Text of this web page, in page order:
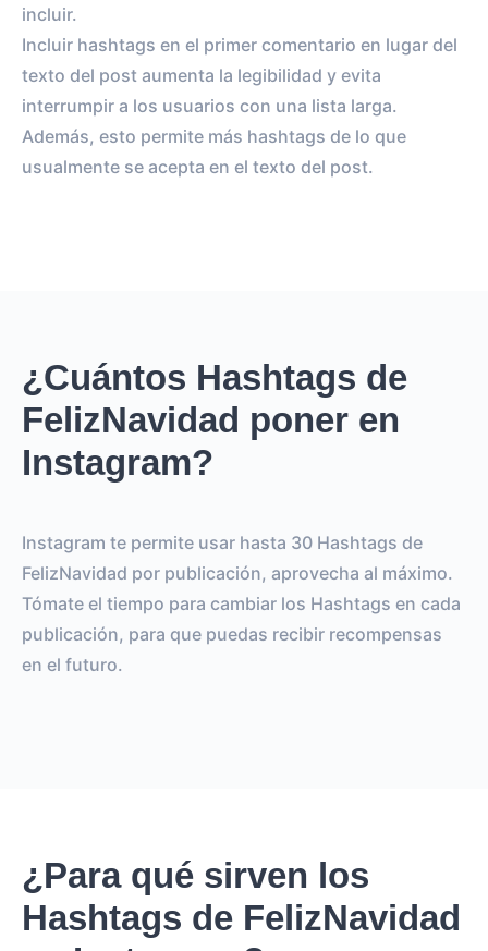
incluir.
Incluir hashtags en el primer comentario en lugar del
texto del post aumenta la legibilidad y evita
interrumpir a los usuarios con una lista larga.
Además, esto permite más hashtags de lo que
usualmente se acepta en el texto del post.
¿Cuántos Hashtags de
FelizNavidad poner en
Instagram?
Instagram te permite usar hasta 30 Hashtags de
FelizNavidad por publicación, aprovecha al máximo.
Tómate el tiempo para cambiar los Hashtags en cada
publicación, para que puedas recibir recompensas
en el futuro.
¿Para qué sirven los
Hashtags de FelizNavidad